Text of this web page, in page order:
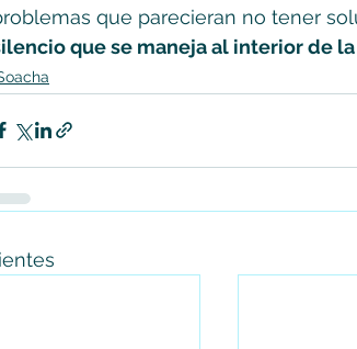
que parecieran no tener
que se maneja al interior de